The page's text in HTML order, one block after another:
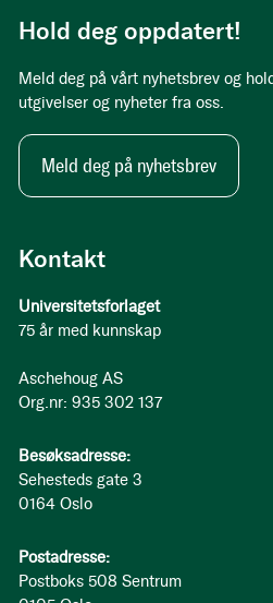
Kontakt
Universitetsforlaget
75 år med kunnskap
Aschehoug AS
Org.nr: 935 302 137
Besøksadresse:
Sehesteds gate 3
0164 Oslo
Postadresse:
Postboks 508 Sentrum
Hold deg oppdatert!
Meld deg på vårt nyhetsbrev og
utgivelser og nyheter fra oss.
Meld deg på nyhetsbrev